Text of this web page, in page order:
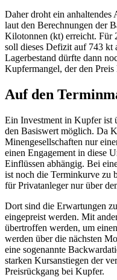
Daher droht ein anhaltendes
laut den Berechnungen der
Kilotonnen (kt) erreicht. Für
soll dieses Defizit auf 743 kt
Lagerbestand dürfte dann
Kupfermangel, der den
Auf den
Ein Investment in Kupfer ist
den Basiswert möglich. Da
Minengesellschaften nur
einen Engagement in diese
Einflüssen abhängig. Bei
ist noch die Terminkurve zu
für Privatanleger nur über
Dort sind die Erwartungen
eingepreist werden. Mit
übertroffen werden, um
werden über die nächsten
eine sogenannte
starken Kursanstiegen der
Preisrückgang bei Kupfer.